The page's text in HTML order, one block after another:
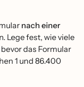
nach einer
Lege fest, wie viele
das Formular
1 und 86.400